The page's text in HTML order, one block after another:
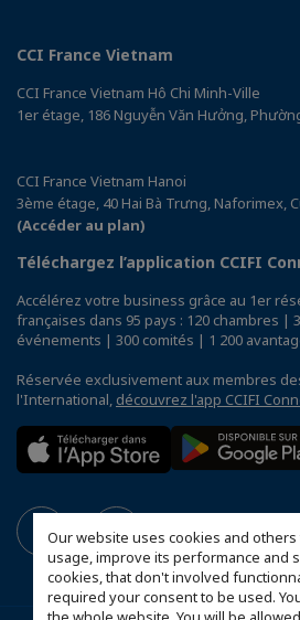
Our website uses cookies and
usage, improve its performance and
cookies, that don't involved
required your consent to be used.
CCI France Vietnam
CCI France Vietnam Hô Chi Minh-Ville
1er étage, 186 Nguyễn Văn Hưởng,
CCI France Vietnam Hanoi
3ème étage, 40 Hai Bà Trưng, Naforimex,
(Accéder au plan)
Téléchargez l’application CCIFI
Accélérez votre business grâce au 1er
françaises dans 95 pays : 120 chambres |
événements | 300 comités | 1 200
Réservée exclusivement aux membres
l'International, découvrez l'app CCIFI